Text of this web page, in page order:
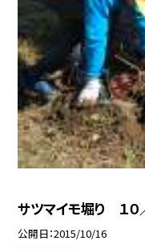
サツマイモ堀り １０
公開日 2015/10/16